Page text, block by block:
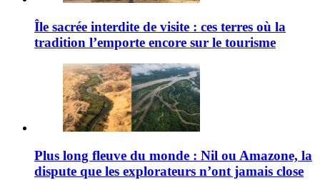
Île sacrée interdite de visite : ces terres où la
tradition l’emporte encore sur le tourisme
Plus long fleuve du monde : Nil ou Amazone, la
dispute que les explorateurs n’ont jamais close